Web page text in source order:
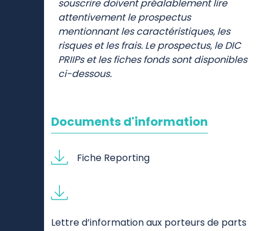
Les investisseurs qui envisagent de
souscrire doivent préalablement lire
attentivement le prospectus
mentionnant les caractéristiques, les
risques et les frais. Le prospectus, le DIC
Documents d'information